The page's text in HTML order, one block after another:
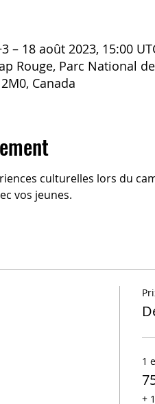
– 18 août 2023, 15:00
Rouge, Parc National
Canada
culturelles lors du
vos jeunes.
1
+